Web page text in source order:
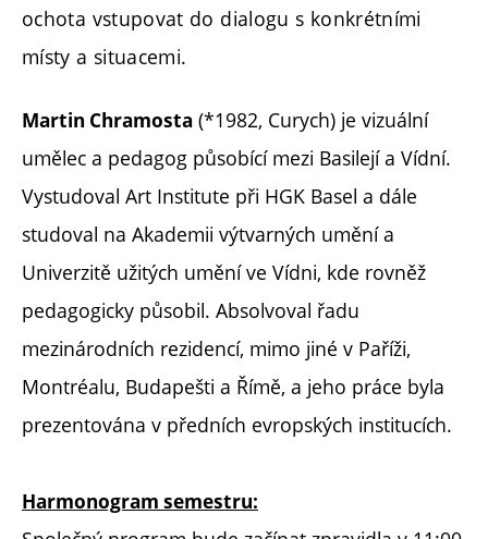
ochota vstupovat do dialogu s konkrétními
místy a situacemi.
Martin Chramosta (*1982, Curych) je vizuální
umělec a pedagog působící mezi Basilejí a Vídní.
Vystudoval Art Institute při HGK Basel a dále
studoval na Akademii výtvarných umění a
Univerzitě užitých umění ve Vídni, kde rovněž
pedagogicky působil. Absolvoval řadu
mezinárodních rezidencí, mimo jiné v Paříži,
Montréalu, Budapešti a Římě, a jeho práce byla
prezentována v předních evropských institucích.
Harmonogram semestru: